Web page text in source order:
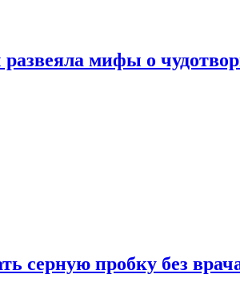
мифы о
серную пробку без